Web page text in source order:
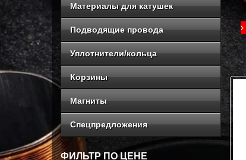
Материалы для катушек
Подводящие провода
Уплотнители/кольца
Корзины
Магниты
Спецпредложения
ФИЛЬТР ПО ЦЕНЕ